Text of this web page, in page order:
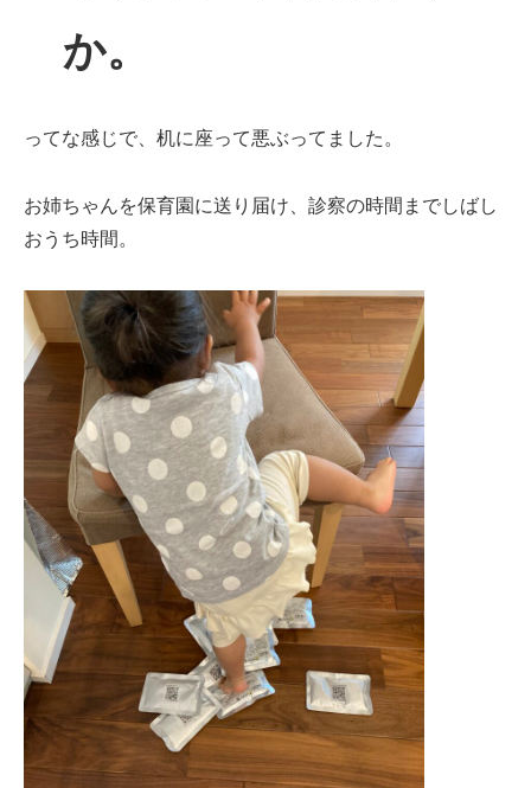
か。
ってな感じで、机に座って悪ぶってました。
お姉ちゃんを保育園に送り届け、診察の時間までしばし
おうち時間。